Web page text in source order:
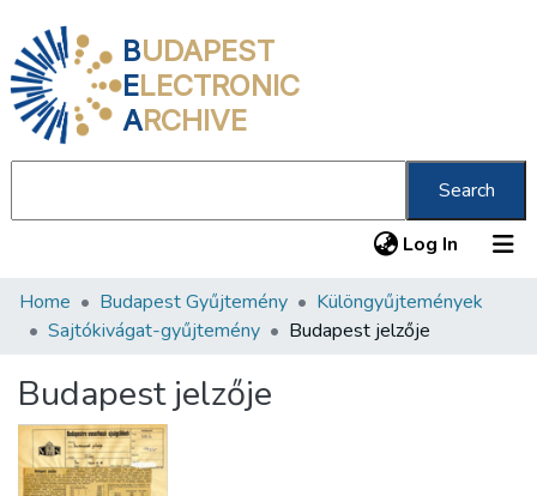
BUDAPEST
ELECTRONIC
ARCHIVE
Search
Log In (current)
Communities & Collections
Statistics
About us
Home Budapest Gyűjtemény
Különgyűjtemények
Sajtókivágat-gyűjtemény
Budapest jelzője
Budapest jelzője